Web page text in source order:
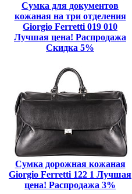
Сумка для документов
кожаная на три отделения
Giorgio Ferretti 019 010
Лучшая цена! Распродажа
Скидка 5%
Сумка дорожная кожаная
Giorgio Ferretti 122 1 Лучшая
цена! Распродажа 3%